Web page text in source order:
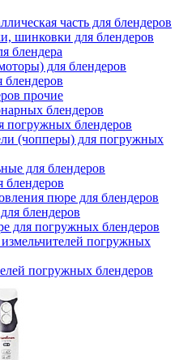
часть для блендеров
шинковки для блендеров
блендера
для блендеров
блендеров
прочие
блендеров
погружных блендеров
(чопперы) для погружных
для блендеров
блендеров
пюре для блендеров
блендеров
для погружных блендеров
погружных
погружных блендеров